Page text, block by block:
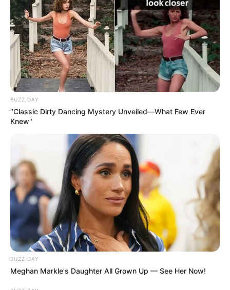
BUZZ DAY
“Classic Dirty Dancing Mystery Unveiled—What Few Ever
Knew"
BUZZ DAY
Meghan Markle's Daughter All Grown Up — See Her Now!